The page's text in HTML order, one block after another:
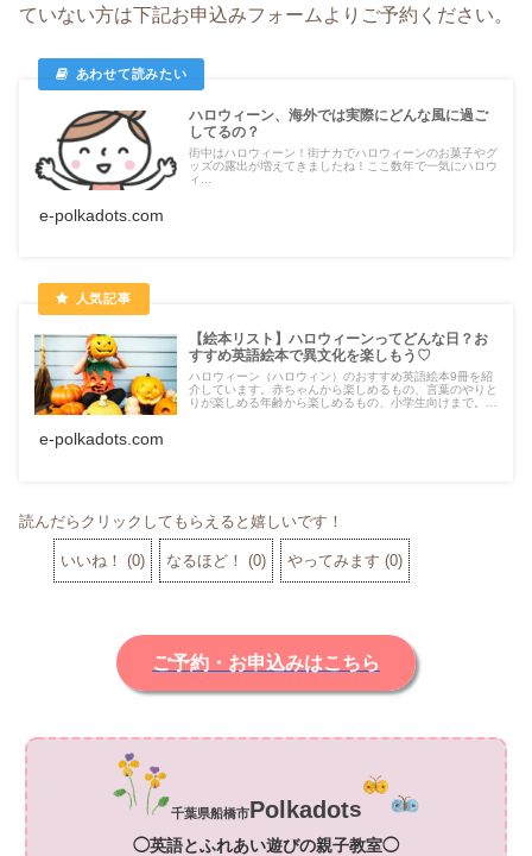
ていない方は下記お申込みフォームよりご予約ください。
ハロウィーン、海外では実際にどんな風に過ご
してるの？
街中はハロウィーン！街ナカでハロウィーンのお菓子やグ
ッズの露出が増えてきましたね！ここ数年で一気にハロウ
ィ...
e-polkadots.com
【絵本リスト】ハロウィーンってどんな日？お
すすめ英語絵本で異文化を楽しもう♡
ハロウィーン（ハロウィン）のおすすめ英語絵本9冊を紹
介しています。赤ちゃんから楽しめるもの、言葉のやりと
りが楽しめる年齢から楽しめるもの、小学生向けまで。ぜ
e-polkadots.com
読んだらクリックしてもらえると嬉しいです！
いいね！ (0) なるほど！ (0) やってみます (0)
ご予約・お申込みはこちら
千葉県船橋市Polkadots
◯英語とふれあい遊びの親子教室◯